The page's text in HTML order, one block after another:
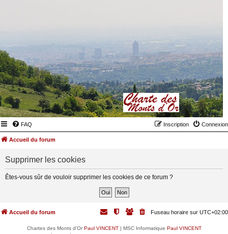
FAQ Connexion
Inscription
Accueil du forum
Supprimer les cookies
Êtes-vous sûr de vouloir supprimer les cookies de ce forum ?
Accueil du forum Fuseau horaire sur UTC+02:00
Chartes des Monts d'OrPaul VINCENT| MSC Informatique Paul VINCENT